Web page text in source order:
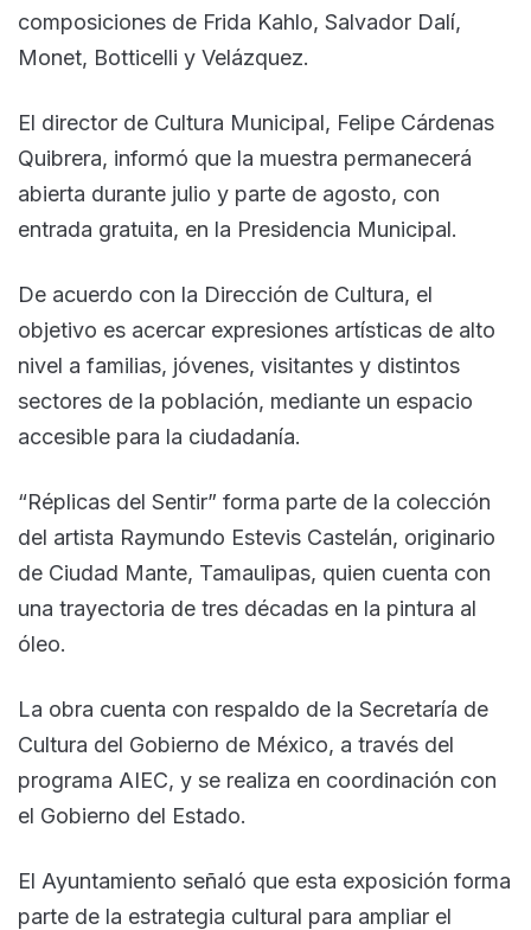
composiciones de Frida Kahlo, Salvador Dalí,
Monet, Botticelli y Velázquez.
El director de Cultura Municipal, Felipe Cárdenas
Quibrera, informó que la muestra permanecerá
abierta durante julio y parte de agosto, con
entrada gratuita, en la Presidencia Municipal.
De acuerdo con la Dirección de Cultura, el
objetivo es acercar expresiones artísticas de alto
nivel a familias, jóvenes, visitantes y distintos
sectores de la población, mediante un espacio
accesible para la ciudadanía.
“Réplicas del Sentir” forma parte de la colección
del artista Raymundo Estevis Castelán, originario
de Ciudad Mante, Tamaulipas, quien cuenta con
una trayectoria de tres décadas en la pintura al
óleo.
La obra cuenta con respaldo de la Secretaría de
Cultura del Gobierno de México, a través del
programa AIEC, y se realiza en coordinación con
el Gobierno del Estado.
El Ayuntamiento señaló que esta exposición forma
parte de la estrategia cultural para ampliar el